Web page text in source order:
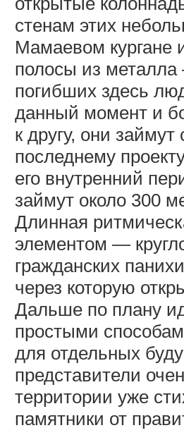
стенам этих
Мамаевом кургане
полосы из
погибших здесь
данный момент и
к другу, они
последнему
его внутренний
займут около 300
Длинная
элементом —
гражданских
через которую
Дальше по плану
простыми
для отдельных
представители
территории уже
памятники от